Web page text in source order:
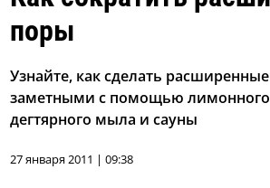
поры
Узнайте, как сделать
заметными с помощью лимонного
дегтярного мыла и сауны
27 января 2011 | 09:38